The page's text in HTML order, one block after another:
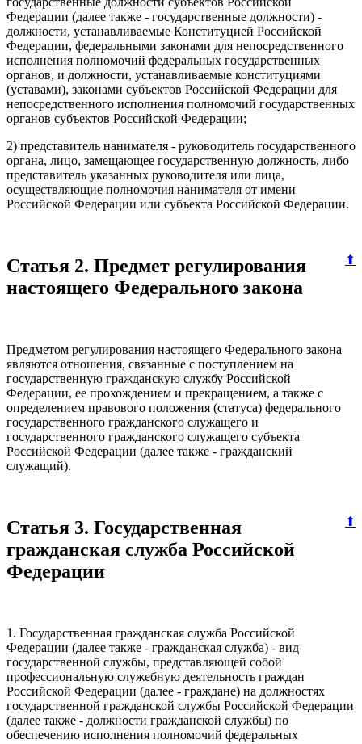
Федерации (далее также - государственные должности) -
должности, устанавливаемые Конституцией Российской
Федерации, федеральными законами для непосредственного
исполнения полномочий федеральных государственных
органов, и должности, устанавливаемые конституциями
(уставами), законами субъектов Российской Федерации для
непосредственного исполнения полномочий государственных
органов субъектов Российской Федерации;
2) представитель нанимателя - руководитель государственного
органа, лицо, замещающее государственную должность, либо
представитель указанных руководителя или лица,
осуществляющие полномочия нанимателя от имени
Российской Федерации или субъекта Российской Федерации.
⬆
Статья 2. Предмет регулирования
настоящего Федерального закона
Предметом регулирования настоящего Федерального закона
являются отношения, связанные с поступлением на
государственную гражданскую службу Российской
Федерации, ее прохождением и прекращением, а также с
определением правового положения (статуса) федерального
государственного гражданского служащего и
государственного гражданского служащего субъекта
Российской Федерации (далее также - гражданский
служащий).
⬆
Статья 3. Государственная
гражданская служба Российской
Федерации
1. Государственная гражданская служба Российской
Федерации (далее также - гражданская служба) - вид
государственной службы, представляющей собой
профессиональную служебную деятельность граждан
Российской Федерации (далее - граждане) на должностях
государственной гражданской службы Российской Федерации
(далее также - должности гражданской службы) по
обеспечению исполнения полномочий федеральных